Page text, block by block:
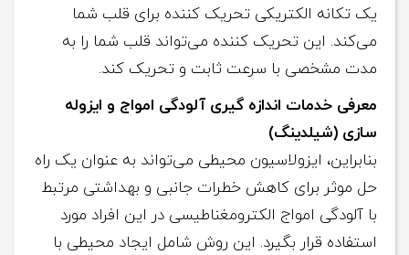
یک تکانه الکتریکی تحریک کننده برای قلب شما
می‌کند. این تحریک­ کننده می‌تواند قلب شما را به
مدت مشخصی با سرعت ثابت و تحریک کند.
معرفی خدمات اندازه گیری آلودگی امواج و ایزوله
سازی (شیلدینگ)
بنابراین، ایزولاسیون محیطی می‌تواند به عنوان یک راه
حل موثر برای کاهش خطرات جانبی و بهداشتی مرتبط
با آلودگی امواج الکترومغناطیسی در این افراد مورد
استفاده قرار بگیرد. این روش شامل ایجاد محیطی با